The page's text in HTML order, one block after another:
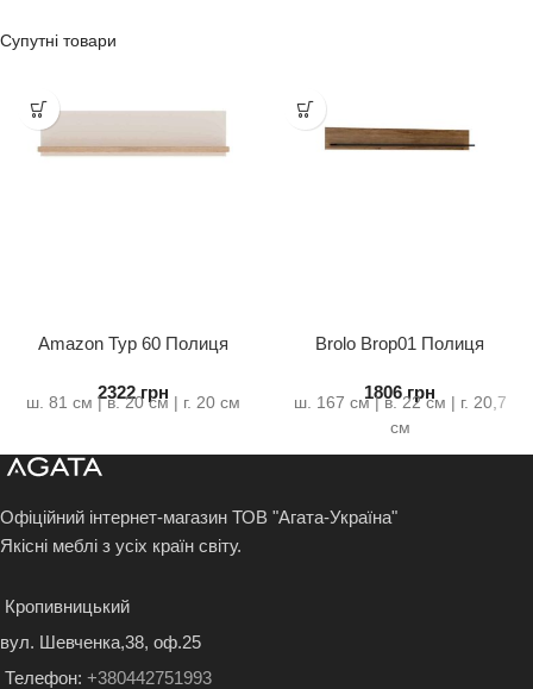
Супутні товари
Amazon Typ 60 Полиця
2322грн
ш. 81 см | в. 20 см | г. 20 см
Brolo Brop01 Полиця
1806грн
ш. 167 см | в. 22 см | г. 20,7
см
Офіційний інтернет-магазин ТОВ "Агата-Україна"
Якісні меблі з усіх країн світу.
Кропивницький
вул. Шевченка,38, оф.25
Телефон: +380442751993